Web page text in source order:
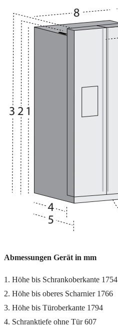
Abmessungen Gerät in mm
1. Höhe bis Schrankoberkante 1754
2. Höhe bis oberes Scharnier 1766
3. Höhe bis Türoberkante 1794
4. Schranktiefe ohne Tür 607